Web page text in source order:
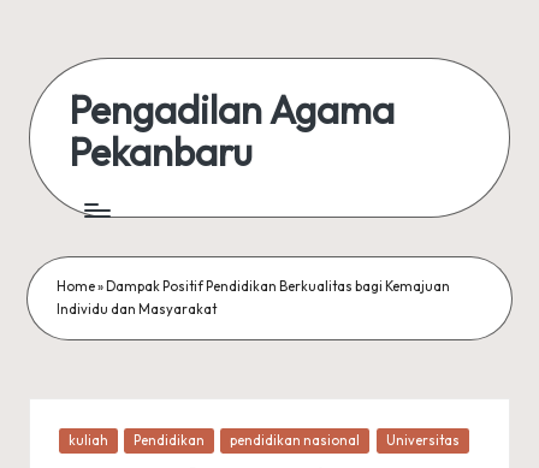
content
Pengadilan Agama
Pekanbaru
Agama
Home» Dampak Positif Pendidikan Berkualitas bagi Kemajuan
Individu dan Masyarakat
Posted
kuliah Pendidikan pendidikan nasional Universitas